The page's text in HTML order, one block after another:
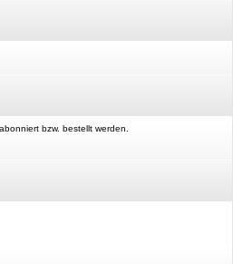
bzw. bestellt werden.